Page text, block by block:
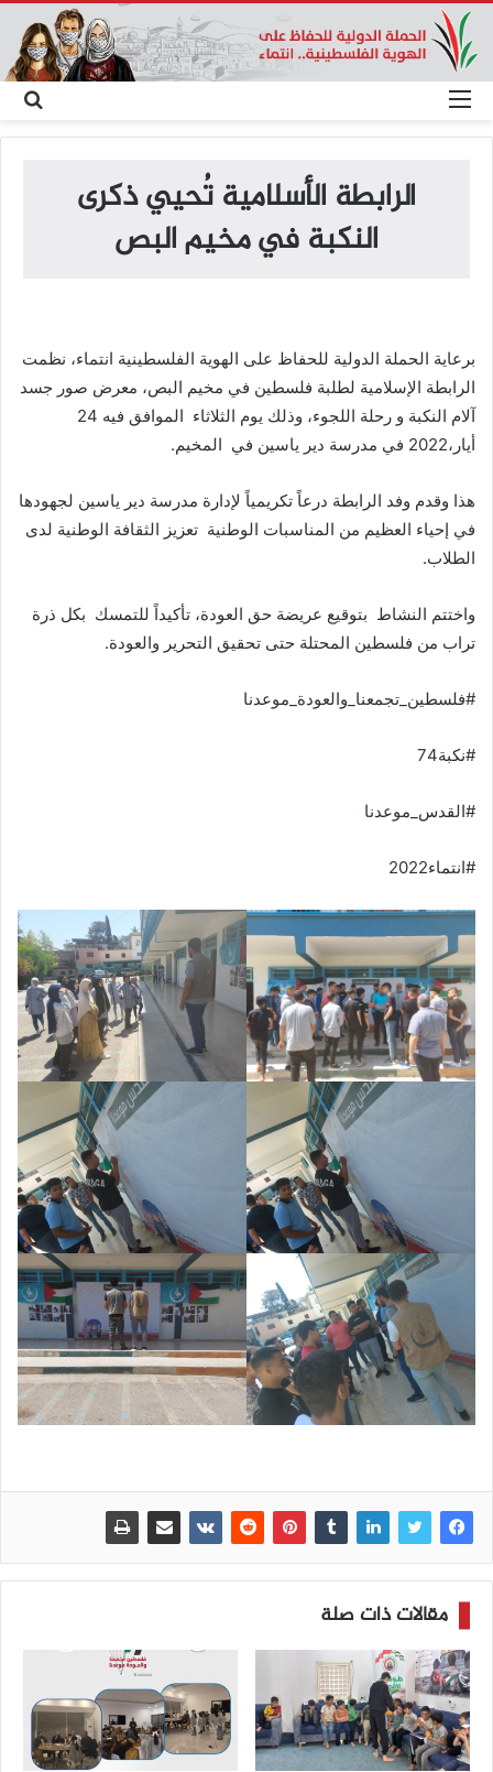
عن
القائمة
الرابطة الأسلامية تُحيي ذكرى
النكبة في مخيم البص
برعاية الحملة الدولية للحفاظ على الهوية الفلسطينية انتماء، نظمت
الرابطة الإسلامية لطلبة فلسطين في مخيم البص، معرض صور جسد
آلام النكبة و رحلة اللجوء، وذلك يوم الثلاثاء الموافق فيه 24
أيار،2022 في مدرسة دير ياسين في المخيم.
هذا وقدم وفد الرابطة درعاً تكريمياً لإدارة مدرسة دير ياسين لجهودها
في إحياء العظيم من المناسبات الوطنية تعزيز الثقافة الوطنية لدى
الطلاب.
واختتم النشاط بتوقيع عريضة حق العودة، تأكيداً للتمسك بكل ذرة
تراب من فلسطين المحتلة حتى تحقيق التحرير والعودة.
#فلسطين_تجمعنا_والعودة_موعدنا
#نكبة74
#القدس_موعدنا
#انتماء2022
مقالات ذات صلة